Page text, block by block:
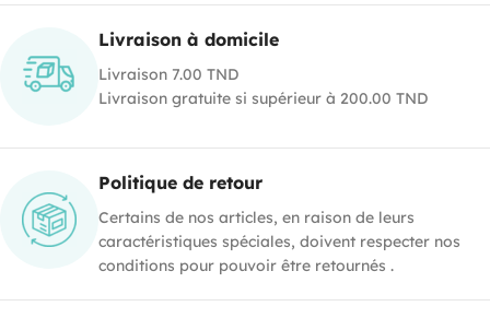
Livraison à domicile
Livraison 7.00 TND
Livraison gratuite si supérieur à 200.00 TND
Politique de retour
Certains de nos articles, en raison de leurs
caractéristiques spéciales, doivent respecter nos
conditions pour pouvoir être retournés .